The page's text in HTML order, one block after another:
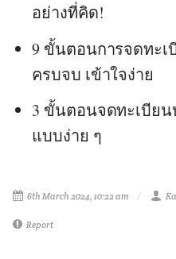
อย่างที่คิด!
9 ขั้นตอนการจดทะ
ครบจบ เข้าใจง่าย
3 ขั้นตอนจดทะเบียน
แบบง่าย ๆ
6th March 2024, 10:22 am
Report